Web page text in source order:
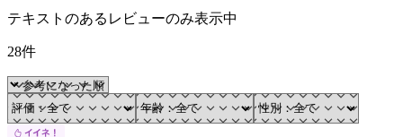
テキストのあるレビューのみ表示中
28件